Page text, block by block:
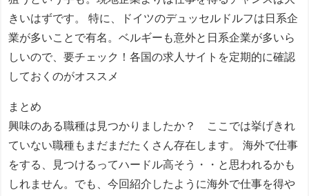
きいはずです。 特に、ドイツのデュッセルドルフは日系企
業が多いことで有名。ベルギーも意外と日系企業が多いら
しいので、要チェック！各国の求人サイトを定期的に確認
しておくのがオススメ
まとめ
興味のある職種は見つかりましたか？ ここでは挙げきれ
ていない職種もまだまだたくさん存在します。 海外で仕事
をする、見つけるってハードル高そう・・と思われるかも
しれません。でも、今回紹介したように海外で仕事を得や